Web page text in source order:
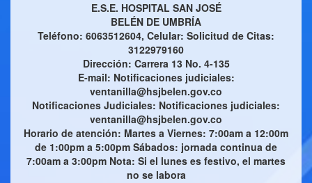
E.S.E. HOSPITAL SAN JOSÉ
BELÉN DE UMBRÍA
Teléfono: 6063512604, Celular: Solicitud de Citas:
3122979160
Dirección: Carrera 13 No. 4-135
E-mail: Notificaciones judiciales:
ventanilla@hsjbelen.gov.co
Notificaciones Judiciales: Notificaciones judiciales:
ventanilla@hsjbelen.gov.co
Horario de atención: Martes a Viernes: 7:00am a 12:00m
de 1:00pm a 5:00pm Sábados: jornada continua de
7:00am a 3:00pm Nota: Si el lunes es festivo, el martes
no se labora